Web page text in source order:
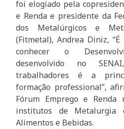
foi elogiado pela
e Renda e presidente da
dos Metalúrgicos e
(Fitmetal), Andrea Diniz,
conhecer o
desenvolvido no
trabalhadores é a
formação professional”,
Fórum Emprego e Renda
institutos de Metalurgia
Alimentos e Bebidas.